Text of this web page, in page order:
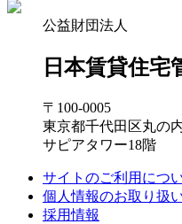
公益財団法人
日本賃貸住宅
〒100-0005
東京都千代田区丸の
サピアタワー18階
サイトのご利用につ
個人情報のお取り扱
採用情報